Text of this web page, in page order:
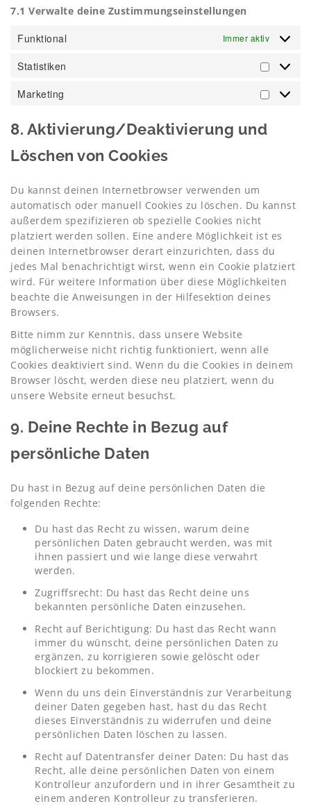
7.1 Verwalte deine Zustimmungseinstellungen
Funktional Immer aktiv
Statistiken
Marketing
8. Aktivierung/Deaktivierung und
Löschen von Cookies
Du kannst deinen Internetbrowser verwenden um
automatisch oder manuell Cookies zu löschen. Du kannst
außerdem spezifizieren ob spezielle Cookies nicht
platziert werden sollen. Eine andere Möglichkeit ist es
deinen Internetbrowser derart einzurichten, dass du
jedes Mal benachrichtigt wirst, wenn ein Cookie platziert
wird. Für weitere Information über diese Möglichkeiten
beachte die Anweisungen in der Hilfesektion deines
Browsers.
Bitte nimm zur Kenntnis, dass unsere Website
möglicherweise nicht richtig funktioniert, wenn alle
Cookies deaktiviert sind. Wenn du die Cookies in deinem
Browser löscht, werden diese neu platziert, wenn du
unsere Website erneut besuchst.
9. Deine Rechte in Bezug auf
persönliche Daten
Du hast in Bezug auf deine persönlichen Daten die
folgenden Rechte:
Du hast das Recht zu wissen, warum deine
persönlichen Daten gebraucht werden, was mit
ihnen passiert und wie lange diese verwahrt
werden.
Zugriffsrecht: Du hast das Recht deine uns
bekannten persönliche Daten einzusehen.
Recht auf Berichtigung: Du hast das Recht wann
immer du wünscht, deine persönlichen Daten zu
ergänzen, zu korrigieren sowie gelöscht oder
blockiert zu bekommen.
Wenn du uns dein Einverständnis zur Verarbeitung
deiner Daten gegeben hast, hast du das Recht
dieses Einverständnis zu widerrufen und deine
persönlichen Daten löschen zu lassen.
Recht auf Datentransfer deiner Daten: Du hast das
Recht, alle deine persönlichen Daten von einem
Kontrolleur anzufordern und in ihrer Gesamtheit zu
einem anderen Kontrolleur zu transferieren.